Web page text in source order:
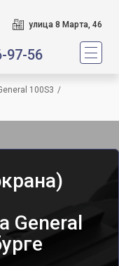
улица 8 Марта, 46
97-56
100S3 /
General